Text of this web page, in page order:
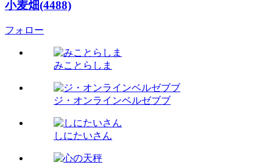
小麦畑(4488)
フォロー
みことらしま
ジ・オンラインベルゼブブ
しにたいさん